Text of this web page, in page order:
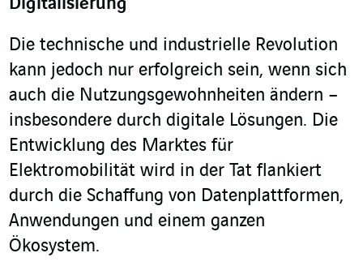
Die technische und industrielle Revolution
kann jedoch nur erfolgreich sein, wenn sich
auch die Nutzungsgewohnheiten ändern –
insbesondere durch digitale Lösungen. Die
Entwicklung des Marktes für
Elektromobilität wird in der Tat flankiert
durch die Schaffung von Datenplattformen,
Anwendungen und einem ganzen
Ökosystem.